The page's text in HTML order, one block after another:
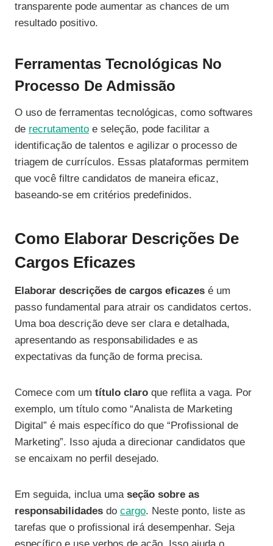
transparente pode aumentar as chances de um
resultado positivo.
Ferramentas Tecnológicas No
Processo De Admissão
O uso de ferramentas tecnológicas, como softwares
de recrutamento e seleção, pode facilitar a
identificação de talentos e agilizar o processo de
triagem de currículos. Essas plataformas permitem
que você filtre candidatos de maneira eficaz,
baseando-se em critérios predefinidos.
Como Elaborar Descrições De
Cargos Eficazes
Elaborar descrições de cargos eficazes é um
passo fundamental para atrair os candidatos certos.
Uma boa descrição deve ser clara e detalhada,
apresentando as responsabilidades e as
expectativas da função de forma precisa.
Comece com um título claro que reflita a vaga. Por
exemplo, um título como “Analista de Marketing
Digital” é mais específico do que “Profissional de
Marketing”. Isso ajuda a direcionar candidatos que
se encaixam no perfil desejado.
Em seguida, inclua uma seção sobre as
responsabilidades do cargo. Neste ponto, liste as
tarefas que o profissional irá desempenhar. Seja